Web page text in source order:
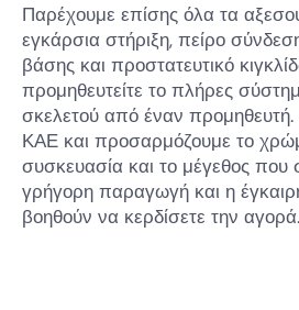
Παρέχουμε επίσης όλα τα
εγκάρσια στήριξη, πείρο
βάσης και προστατευτικό
προμηθευτείτε το πλήρες
σκελετού από έναν προμηθευτή.
ΚΑΕ και προσαρμόζουμε το
συσκευασία και το μέγεθος που
γρήγορη παραγωγή και η
βοηθούν να κερδίσετε την αγορά.